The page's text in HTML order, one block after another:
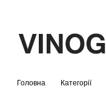
Головна Категорії